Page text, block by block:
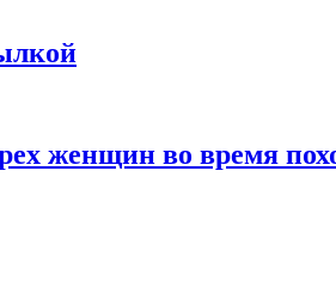
женщин во время